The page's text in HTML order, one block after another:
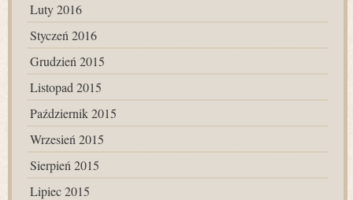
Luty 2016
Styczeń 2016
Grudzień 2015
Listopad 2015
Październik 2015
Wrzesień 2015
Sierpień 2015
Lipiec 2015